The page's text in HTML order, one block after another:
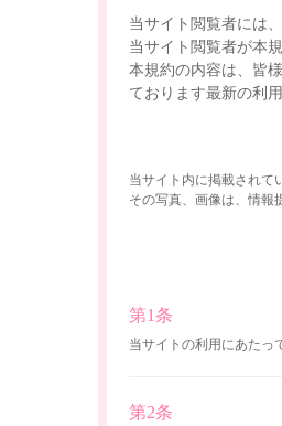
当サイト閲覧者には
当サイト閲覧者が本
本規約の内容は、皆
ております最新の利
当サイト内に掲載されて
その写真、画像は、情報
第1条
当サイトの利用にあたっ
第2条